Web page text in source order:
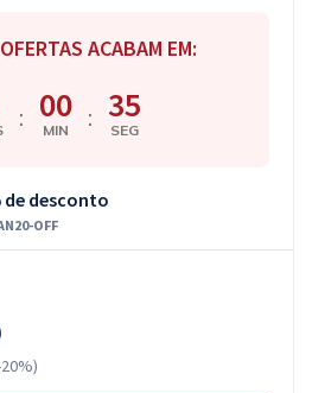
ACABAM EM:
: 00
MIN : 35
SEG
de desconto
OFF